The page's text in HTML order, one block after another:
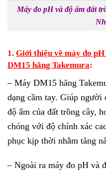
Máy đo pH và độ ẩm đất
1. Giới thiệu về máy đo
DM15 hãng Takemura:
– Máy DM15 hãng
dạng cầm tay. Giúp người
độ ẩm của đất trồng cây,
chóng với độ chính xác
phục kịp thời nhằm tăng
– Ngoài ra máy đo pH và